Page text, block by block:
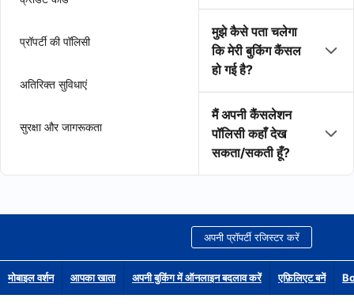
प्रॉपर्टी की पॉलिसी
अतिरिक्त सुविधाएं
सुरक्षा और जागरूकता
मुझे कैसे पता चलेगा
कि मेरी बुकिंग कैंसल
हो गई है?
मैं अपनी कैंसलेशन
पॉलिसी कहाँ देख
सकता/सकती हूँ?
अपनी प्रॉपर्टी रजिस्टर करें
मोबाइल वर्शन आपका खाता अपनी बुकिंग में ऑनलाइन बदलाव करें एफ़िलिएट बनें